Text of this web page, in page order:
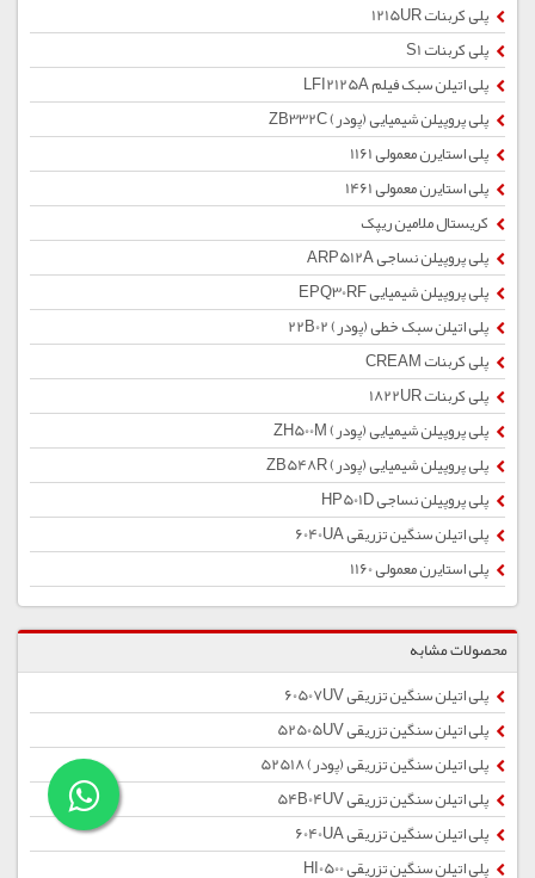
پلی کربنات 1215UR
پلی کربنات S1
پلی اتیلن سبک فیلم LFI2125A
پلی پروپیلن شیمیایی (پودر) ZB332C
پلی استایرن معمولی 1161
پلی استایرن معمولی 1461
کریستال ملامین ریپک
پلی پروپیلن نساجی ARP512A
پلی پروپیلن شیمیایی EPQ30RF
پلی اتیلن سبک خطی (پودر) 22B02
پلی کربنات CREAM
پلی کربنات 1822UR
پلی پروپیلن شیمیایی (پودر) ZH500M
پلی پروپیلن شیمیایی (پودر) ZB548R
پلی پروپیلن نساجی HP501D
پلی اتیلن سنگین تزریقی 6040UA
پلی استایرن معمولی 1160
محصولات مشابه
پلی اتیلن سنگین تزریقی 60507UV
پلی اتیلن سنگین تزریقی 52505UV
پلی اتیلن سنگین تزریقی (پودر) 52518
پلی اتیلن سنگین تزریقی 54B04UV
پلی اتیلن سنگین تزریقی 6040UA
پلی اتیلن سنگین تزریقی HI0500